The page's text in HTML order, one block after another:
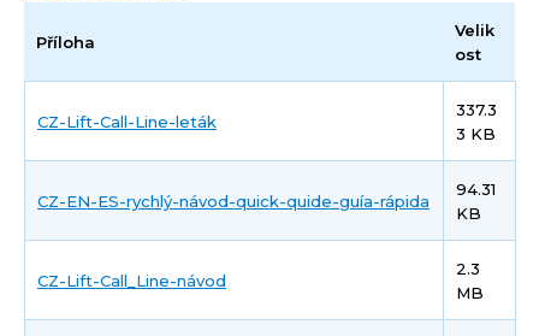
Příloha
Velik
ost
CZ-Lift-Call-Line-leták
337.3
3 KB
CZ-EN-ES-rychlý-návod-quick-quide-guía-rápida
94.31
KB
CZ-Lift-Call_Line-návod
2.3
MB